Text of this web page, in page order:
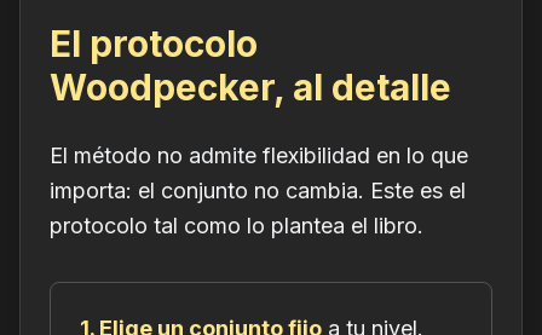
El protocolo
Woodpecker, al detalle
El método no admite flexibilidad en lo que
importa: el conjunto no cambia. Este es el
protocolo tal como lo plantea el libro.
1. Elige un conjunto fijo a tu nivel.